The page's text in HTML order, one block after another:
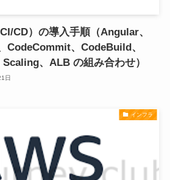
CD）の導入手順（Angular、
CodeCommit、CodeBuild、
、ALB の組み合わせ）
日
インフラ